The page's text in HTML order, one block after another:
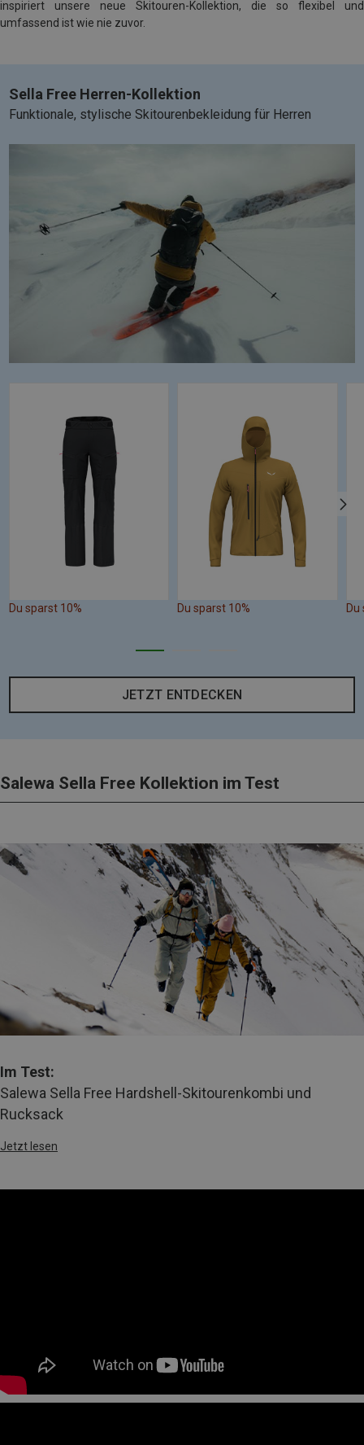
inspiriert unsere neue Skitouren-Kollektion, die so flexibel und
umfassend ist wie nie zuvor.
Sella Free Herren-Kollektion
Funktionale, stylische Skitourenbekleidung für Herren
Du sparst 10% Du sparst 10% Du
JETZT ENTDECKEN
Salewa Sella Free Kollektion im Test
Im Test:
Salewa Sella Free Hardshell-Skitourenkombi und
Rucksack
Jetzt lesen